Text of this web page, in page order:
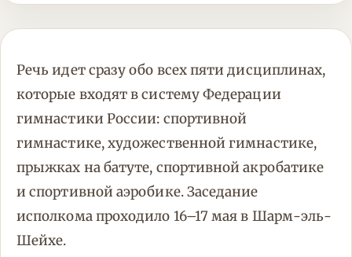
Речь идет сразу обо всех пяти дисциплинах,
которые входят в систему Федерации
гимнастики России: спортивной
гимнастике, художественной гимнастике,
прыжках на батуте, спортивной акробатике
и спортивной аэробике. Заседание
исполкома проходило 16–17 мая в Шарм-эль-
Шейхе.